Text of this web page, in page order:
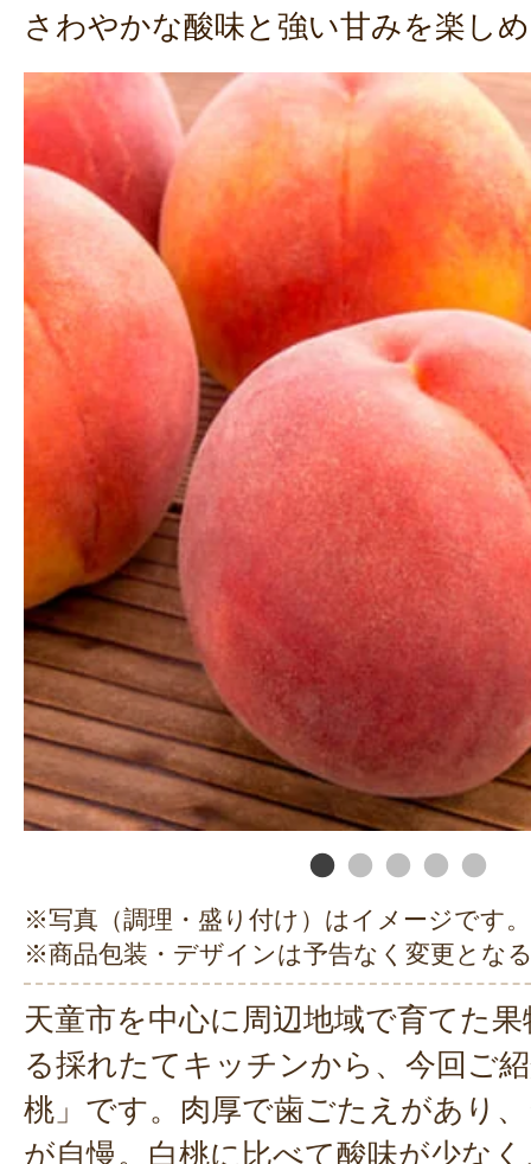
さわやかな酸味と強い甘みを楽し
※写真（調理・盛り付け）はイメージです。
※商品包装・デザインは予告なく変更とな
天童市を中心に周辺地域で育てた
る採れたてキッチンから、今回ご
桃」です。肉厚で歯ごたえがあり
が自慢。白桃に比べて酸味が少な